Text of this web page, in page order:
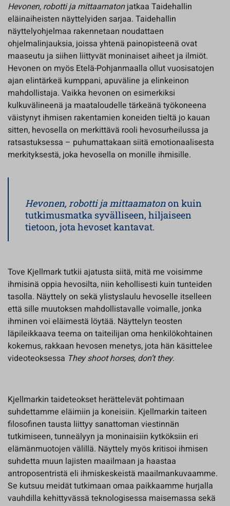
Hevonen, robotti ja mittaamatonjatkaa Taidehallin
eläinaiheisten näyttelyiden sarjaa. Taidehallin
näyttelyohjelmaa rakennetaan noudattaen
ohjelmalinjauksia, joissa yhtenä painopisteenä ovat
maaseutu ja siihen liittyvät moninaiset aiheet ja ilmiöt.
Hevonen on myös Etelä-Pohjanmaalla ollut vuosisatojen
ajan elintärkeä kumppani, apuväline ja elinkeinon
mahdollistaja. Vaikka hevonen on esimerkiksi
kulkuvälineenä ja maataloudelle tärkeänä työkoneena
väistynyt ihmisen rakentamien koneiden tieltä jo kauan
sitten, hevosella on merkittävä rooli hevosurheilussa ja
ratsastuksessa – puhumattakaan siitä emotionaalisesta
merkityksestä, joka hevosella on monille ihmisille.
Hevonen, robotti ja mittaamatonon kuin
tutkimusmatka syvälliseen, hiljaiseen
tietoon, jota hevoset kantavat.
Tove Kjellmark tutkii ajatusta siitä, mitä me voisimme
ihmisinä oppia hevosilta, niin kehollisesti kuin tunteiden
tasolla. Näyttely on sekä ylistyslaulu hevoselle itselleen
että sille muutoksen mahdollistavalle voimalle, jonka
ihminen voi eläimestä löytää. Näyttelyn teosten
läpileikkaava teema on taiteilijan oma henkilökohtainen
kokemus, rakkaan hevosen menetys, jota hän käsittelee
videoteoksessa They shoot horses, don’t they.
Kjellmarkin taideteokset herättelevät pohtimaan
suhdettamme eläimiin ja koneisiin. Kjellmarkin taiteen
filosofinen tausta liittyy sanattoman viestinnän
tutkimiseen, tunneälyyn ja moninaisiin kytköksiin eri
elämänmuotojen välillä. Näyttely myös kritisoi ihmisen
suhdetta muun lajisten maailmaan ja haastaa
antroposentristä eli ihmiskeskeistä maailmankuvaamme.
Se kutsuu meidät tutkimaan omaa paikkaamme hurjalla
vauhdilla kehittyvässä teknologisessa maisemassa sekä